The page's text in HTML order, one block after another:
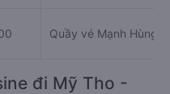
Quầy vé Mạnh Hùng,
đi Mỹ Tho -